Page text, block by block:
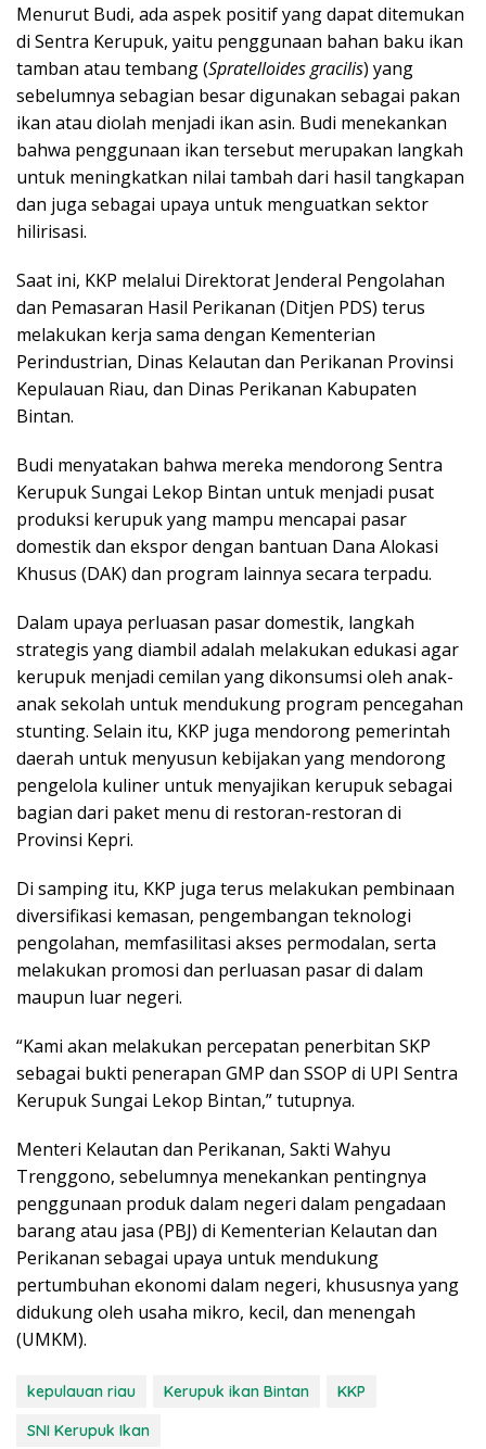
Menurut Budi, ada aspek positif yang dapat ditemukan
di Sentra Kerupuk, yaitu penggunaan bahan baku ikan
tamban atau tembang (Spratelloides gracilis) yang
sebelumnya sebagian besar digunakan sebagai pakan
ikan atau diolah menjadi ikan asin. Budi menekankan
bahwa penggunaan ikan tersebut merupakan langkah
untuk meningkatkan nilai tambah dari hasil tangkapan
dan juga sebagai upaya untuk menguatkan sektor
hilirisasi.
Saat ini, KKP melalui Direktorat Jenderal Pengolahan
dan Pemasaran Hasil Perikanan (Ditjen PDS) terus
melakukan kerja sama dengan Kementerian
Perindustrian, Dinas Kelautan dan Perikanan Provinsi
Kepulauan Riau, dan Dinas Perikanan Kabupaten
Bintan.
Budi menyatakan bahwa mereka mendorong Sentra
Kerupuk Sungai Lekop Bintan untuk menjadi pusat
produksi kerupuk yang mampu mencapai pasar
domestik dan ekspor dengan bantuan Dana Alokasi
Khusus (DAK) dan program lainnya secara terpadu.
Dalam upaya perluasan pasar domestik, langkah
strategis yang diambil adalah melakukan edukasi agar
kerupuk menjadi cemilan yang dikonsumsi oleh anak-
anak sekolah untuk mendukung program pencegahan
stunting. Selain itu, KKP juga mendorong pemerintah
daerah untuk menyusun kebijakan yang mendorong
pengelola kuliner untuk menyajikan kerupuk sebagai
bagian dari paket menu di restoran-restoran di
Provinsi Kepri.
Di samping itu, KKP juga terus melakukan pembinaan
diversifikasi kemasan, pengembangan teknologi
pengolahan, memfasilitasi akses permodalan, serta
melakukan promosi dan perluasan pasar di dalam
maupun luar negeri.
“Kami akan melakukan percepatan penerbitan SKP
sebagai bukti penerapan GMP dan SSOP di UPI Sentra
Kerupuk Sungai Lekop Bintan,” tutupnya.
Menteri Kelautan dan Perikanan, Sakti Wahyu
Trenggono, sebelumnya menekankan pentingnya
penggunaan produk dalam negeri dalam pengadaan
barang atau jasa (PBJ) di Kementerian Kelautan dan
Perikanan sebagai upaya untuk mendukung
pertumbuhan ekonomi dalam negeri, khususnya yang
didukung oleh usaha mikro, kecil, dan menengah
(UMKM).
kepulauan riau Kerupuk ikan Bintan
KKP
SNI Kerupuk Ikan